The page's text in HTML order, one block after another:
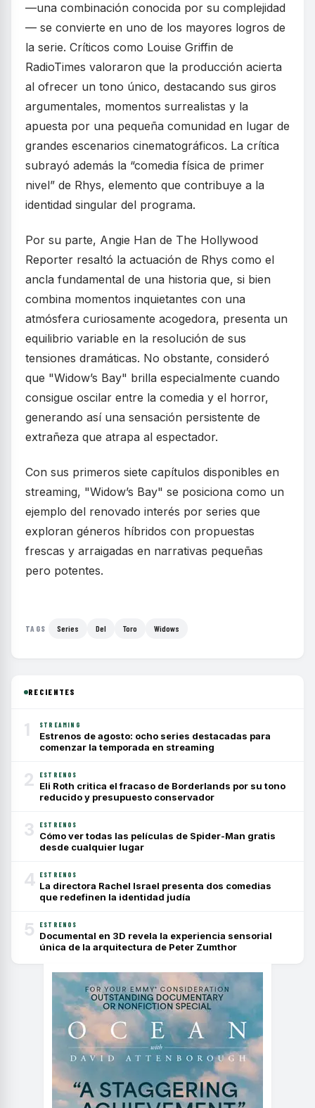
—una combinación conocida por su complejidad
— se convierte en uno de los mayores logros de
la serie. Críticos como Louise Griffin de
RadioTimes valoraron que la producción acierta
al ofrecer un tono único, destacando sus giros
argumentales, momentos surrealistas y la
apuesta por una pequeña comunidad en lugar de
grandes escenarios cinematográficos. La crítica
subrayó además la “comedia física de primer
nivel” de Rhys, elemento que contribuye a la
identidad singular del programa.
Por su parte, Angie Han de The Hollywood
Reporter resaltó la actuación de Rhys como el
ancla fundamental de una historia que, si bien
combina momentos inquietantes con una
atmósfera curiosamente acogedora, presenta un
equilibrio variable en la resolución de sus
tensiones dramáticas. No obstante, consideró
que "Widow’s Bay" brilla especialmente cuando
consigue oscilar entre la comedia y el horror,
generando así una sensación persistente de
extrañeza que atrapa al espectador.
Con sus primeros siete capítulos disponibles en
streaming, "Widow’s Bay" se posiciona como un
ejemplo del renovado interés por series que
exploran géneros híbridos con propuestas
frescas y arraigadas en narrativas pequeñas
pero potentes.
TAGS Series Del Toro Widows
RECIENTES
1 STREAMING
Estrenos de agosto: ocho series destacadas para
comenzar la temporada en streaming
2 ESTRENOS
Eli Roth critica el fracaso de Borderlands por su tono
reducido y presupuesto conservador
3 ESTRENOS
Cómo ver todas las películas de Spider-Man gratis
desde cualquier lugar
4 ESTRENOS
La directora Rachel Israel presenta dos comedias
que redefinen la identidad judía
5 ESTRENOS
Documental en 3D revela la experiencia sensorial
única de la arquitectura de Peter Zumthor